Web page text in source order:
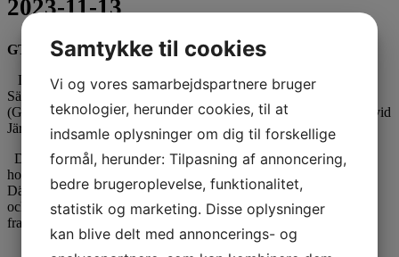
2023-11-13
GTS 130 år
Lördagen den 14 oktober, 2023 firade Göteborgs Tandläkare-
Sällskap
(GTS) sitt 130-årsjubileum på nyöppnade Clarion Hotell Draken vid
Järntorget.
Dagen började redan klockan 8 med registrering
hos Matilda Adolfsson och Maria Nygren i lobbyn på entréplanet.
Därefter åkte vi upp till 32 våningen
och föreläsningssalen. Den fullspäckade jubileumskursdagen i
framtidens tecken startade halv nio
Samtykke til cookies
Vi og vores samarbejdspartnere bruger
teknologier, herunder cookies, til at
indsamle oplysninger om dig til forskellige
formål, herunder: Tilpasning af annoncering,
bedre brugeroplevelse, funktionalitet,
statistik og marketing. Disse oplysninger
kan blive delt med annoncerings- og